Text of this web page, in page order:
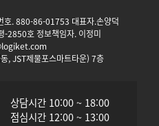
호. 880-86-01753 대표자.손양덕
-2850호 정보책임자. 이정미
, JST제물포스마트타운) 7층
상담시간 10:00 ~ 18:00
점심시간 12:00 ~ 13:00